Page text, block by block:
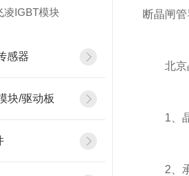
凌IGBT模块
感器
块/驱动板
断晶闸
北京晶
1、晶
2、承